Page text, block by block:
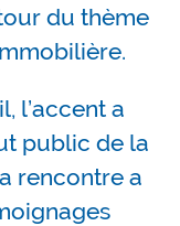
du thème
l’accent a
public de la
rencontre a